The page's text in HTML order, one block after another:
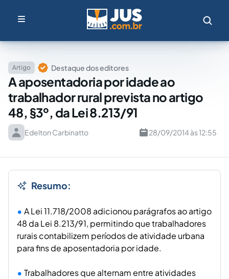
Artigo Destaque dos editores
A aposentadoria por idade ao
trabalhador rural prevista no artigo
48, §3º, da Lei 8.213/91
Edelton Carbinatto 28/09/2014 às 12:55
Resumo:
A Lei 11.718/2008 adicionou parágrafos ao artigo
48 da Lei 8.213/91, permitindo que trabalhadores
rurais contabilizem períodos de atividade urbana
para fins de aposentadoria por idade.
Trabalhadores que alternam entre atividades